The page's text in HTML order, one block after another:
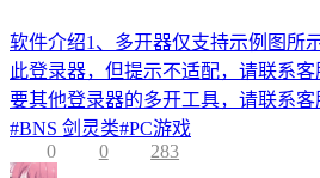
软件介绍1、多开器仅支持示例图所
此登录器，但提示不适配，请联系
要其他登录器的多开工具，请联系
#BNS 剑灵类#PC游戏
0
0 283